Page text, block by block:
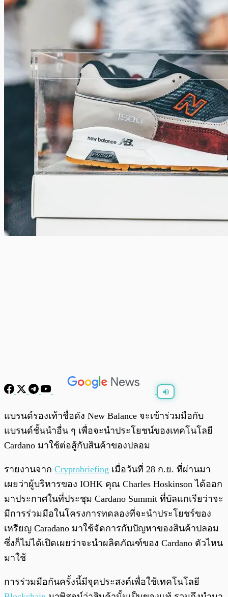
พร้อมเล่น 0:00/ 0:00
แบรนด์รองเท้าชื่อดัง New Balance จะเข้าร่วมมือกับ
แบรนด์ชั้นนำอื่น ๆ เพื่อจะนำประโยชน์ของเทคโนโลยี
Cardano มาใช้ต่อสู้กับสินค้าของปลอม
รายงานจาก Cryptobriefing เมื่อวันที่ 28 ก.ย. ที่ผ่านมา
เผยว่าผู้บริหารของ IOHK คุณ Charles Hoskinson ได้ออก
มาประกาศในที่ประชุม Cardano Summit ที่บัลแกเรียว่าจะ
มีการร่วมมือในโครงการทดลองที่จะนำประโยชร์ของ
เหรียญ Caradano มาใช้จัดการกับปัญหาของสินค้าปลอม
ซึ่งก็ไม่ได้เปิดเผยว่าจะนำผลิตภัณฑ์ของ Cardano ตัวไหน
มาใช้
การร่วมมือกันครั้งนี้มีจุดประสงค์เพื่อใช้เทคโนโลยี